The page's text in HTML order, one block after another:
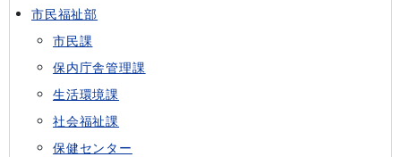
市民福祉部
市民課
保内庁舎管理課
生活環境課
社会福祉課
保健センター